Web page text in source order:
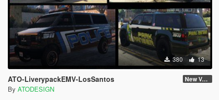
380 13
ATO-LiverypackEMV-LosSantos New Version
By ATODESIGN